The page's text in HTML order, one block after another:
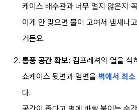
케이스 배수관과 너무 멀지 않은지
이게 안 맞으면 물이 고여서 냄새나
거든요.
통풍 공간 확보: 컴프레셔의 열을 식
쇼케이스 뒷면과 옆면을 벽에서 최
다.